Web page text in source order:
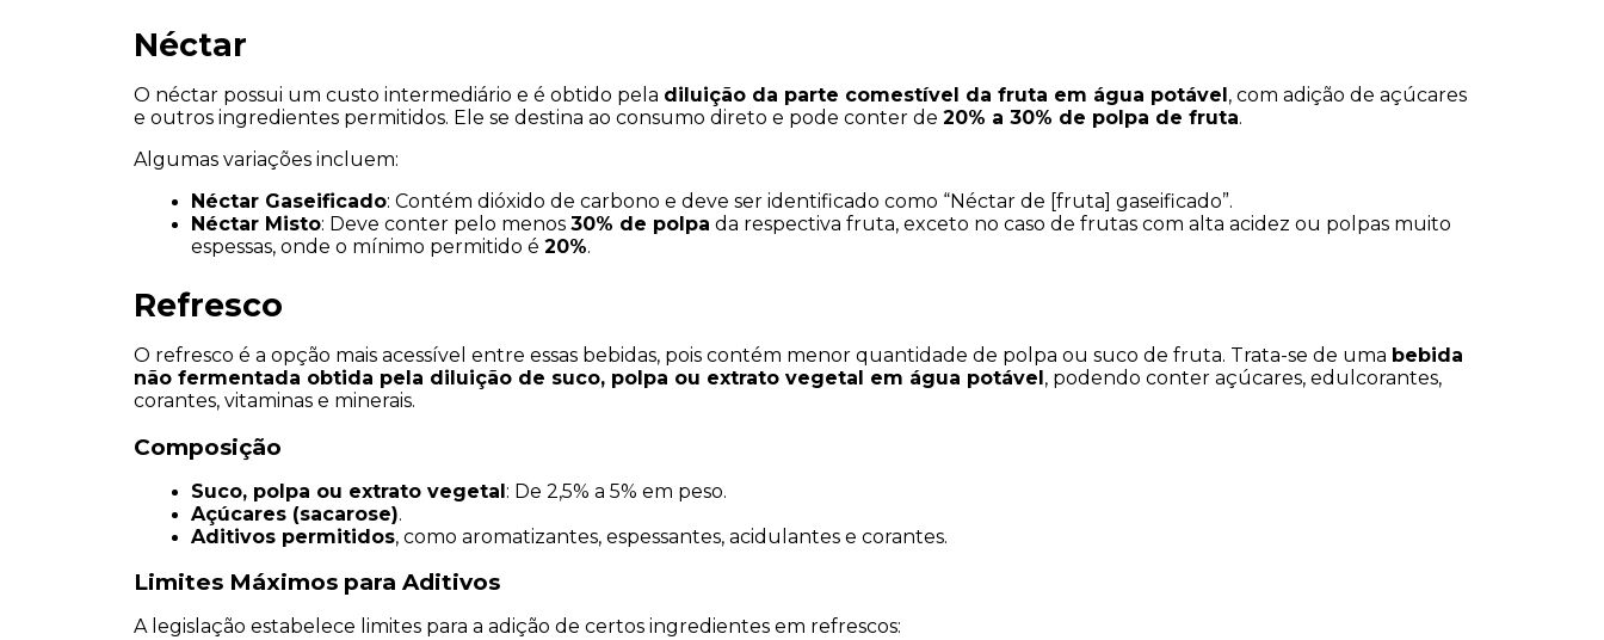
Néctar
O néctar possui um custo intermediário e é obtido pela diluição da parte comestível da fruta em água potável, com adição de açúcares
e outros ingredientes permitidos. Ele se destina ao consumo direto e pode conter de 20% a 30% de polpa de fruta.
Algumas variações incluem:
Néctar Gaseificado: Contém dióxido de carbono e deve ser identificado como “Néctar de [fruta] gaseificado”.
Néctar Misto: Deve conter pelo menos 30% de polpa da respectiva fruta, exceto no caso de frutas com alta acidez ou polpas muito
espessas, onde o mínimo permitido é 20%.
Refresco
O refresco é a opção mais acessível entre essas bebidas, pois contém menor quantidade de polpa ou suco de fruta. Trata-se de uma bebida
não fermentada obtida pela diluição de suco, polpa ou extrato vegetal em água potável, podendo conter açúcares, edulcorantes,
corantes, vitaminas e minerais.
Composição
Suco, polpa ou extrato vegetal: De 2,5% a 5% em peso.
Açúcares (sacarose).
Aditivos permitidos, como aromatizantes, espessantes, acidulantes e corantes.
Limites Máximos para Aditivos
A legislação estabelece limites para a adição de certos ingredientes em refrescos: